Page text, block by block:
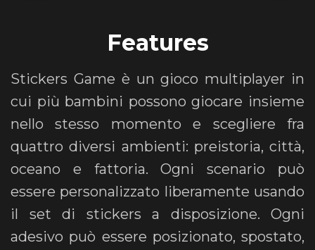
Features
Stickers Game è un gioco multiplayer in
cui più bambini possono giocare insieme
nello stesso momento e scegliere fra
quattro diversi ambienti: preistoria, città,
oceano e fattoria. Ogni scenario può
essere personalizzato liberamente usando
il set di stickers a disposizione. Ogni
adesivo può essere posizionato, spostato,